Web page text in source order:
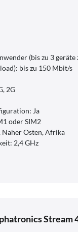
(bis zu 3 geräte
bis zu 150 Mbit/s
2G
Ja
oder SIM2
Naher Osten, Afrika
2,4 GHz
Stream